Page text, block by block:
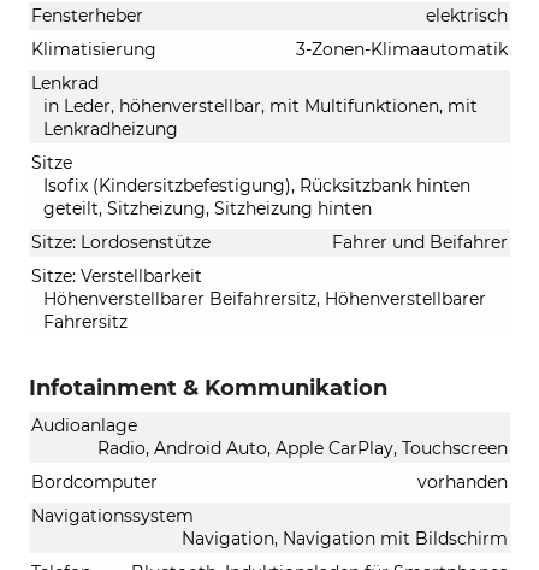
Fensterheber
elektrisch
Klimatisierung
3-Zonen-Klimaautomatik
Lenkrad
in Leder, höhenverstellbar, mit Multifunktionen, mit
Lenkradheizung
Sitze
Isofix (Kindersitzbefestigung), Rücksitzbank hinten
geteilt, Sitzheizung, Sitzheizung hinten
Sitze: Lordosenstütze
Fahrer und Beifahrer
Sitze: Verstellbarkeit
Höhenverstellbarer Beifahrersitz, Höhenverstellbarer
Fahrersitz
Infotainment & Kommunikation
Audioanlage
Radio, Android Auto, Apple CarPlay, Touchscreen
Bordcomputer
vorhanden
Navigationssystem
Navigation, Navigation mit Bildschirm